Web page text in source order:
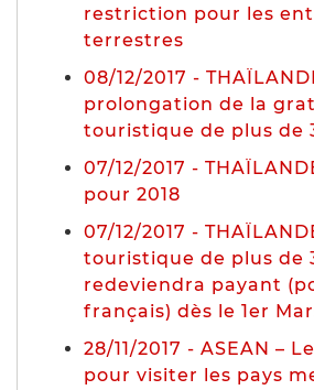
restriction pour les
terrestres
08/12/2017 -
prolongation de la
touristique de plus de
07/12/2017 -
pour 2018
07/12/2017 -
touristique de plus de
redeviendra payant
français) dès le 1er
28/11/2017 - ASEAN –
pour visiter les pays